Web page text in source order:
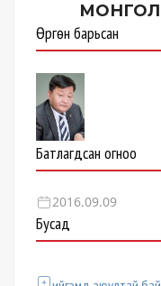
Өргөн барьсан
Батлагдсан огноо
2016.09.09
Бусад